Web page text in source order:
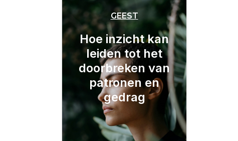
GEEST
Hoe inzicht kan
leiden tot het
doorbreken van
patronen en
gedrag